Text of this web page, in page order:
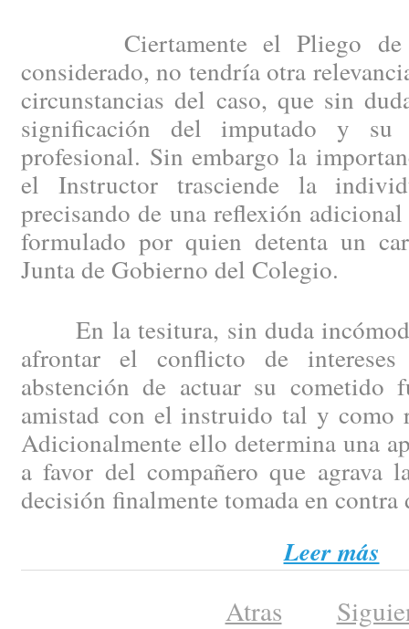
Ciertamente el Pliego de
considerado, no tendría otra
circunstancias del caso, que sin
significación del imputado y su
profesional. Sin embargo la
el Instructor trasciende la
precisando de una reflexión
formulado por quien detenta un
Junta de Gobierno del Colegio.
En la tesitura, sin duda
afrontar el conflicto de
abstención de actuar su cometido
amistad con el instruido tal y como
Adicionalmente ello determina una
a favor del compañero que agrava
decisión finalmente tomada en contra
Leer más
Atras